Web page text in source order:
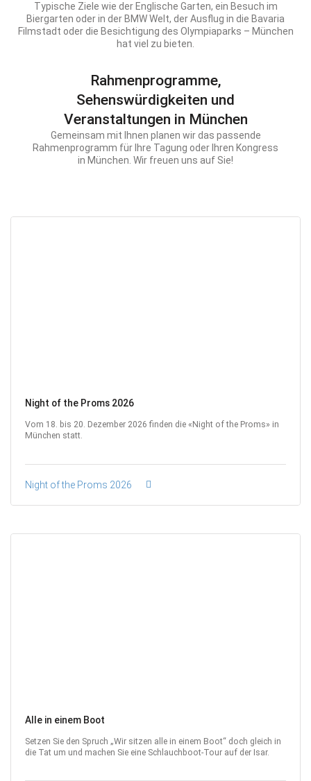
Typische Ziele wie der Englische Garten, ein Besuch im
Biergarten oder in der BMW Welt, der Ausflug in die Bavaria
Filmstadt oder die Besichtigung des Olympiaparks – München
hat viel zu bieten.
Rahmenprogramme,
Sehenswürdigkeiten und
Veranstaltungen in München
Gemeinsam mit Ihnen planen wir das passende
Rahmenprogramm für Ihre Tagung oder Ihren Kongress
in München. Wir freuen uns auf Sie!
Night of the Proms 2026
Vom 18. bis 20. Dezember 2026 finden die «Night of the Proms» in
München statt.
Night of the Proms 2026
Alle in einem Boot
Setzen Sie den Spruch „Wir sitzen alle in einem Boot“ doch gleich in
die Tat um und machen Sie eine Schlauchboot-Tour auf der Isar.